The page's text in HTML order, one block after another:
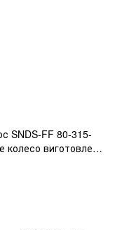
SNDS-FF 80-315-
колесо виготовлене